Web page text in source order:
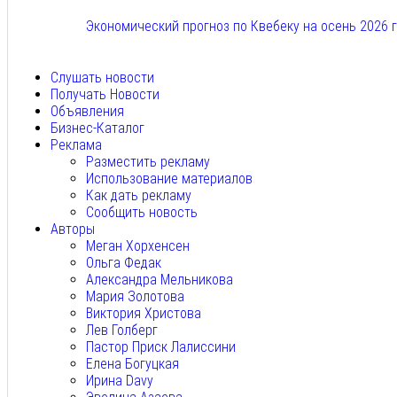
Экономический прогноз по Квебеку на осень 2026
Слушать новости
Получать Новости
Объявления
Бизнес-Каталог
Реклама
Разместить рекламу
Использование материалов
Как дать рекламу
Сообщить новость
Авторы
Меган Хорхенсен
Ольга Федак
Александра Мельникова
Мария Золотова
Виктория Христова
Лев Голберг
Пастор Приск Лалиссини
Елена Богуцкая
Ирина Davy